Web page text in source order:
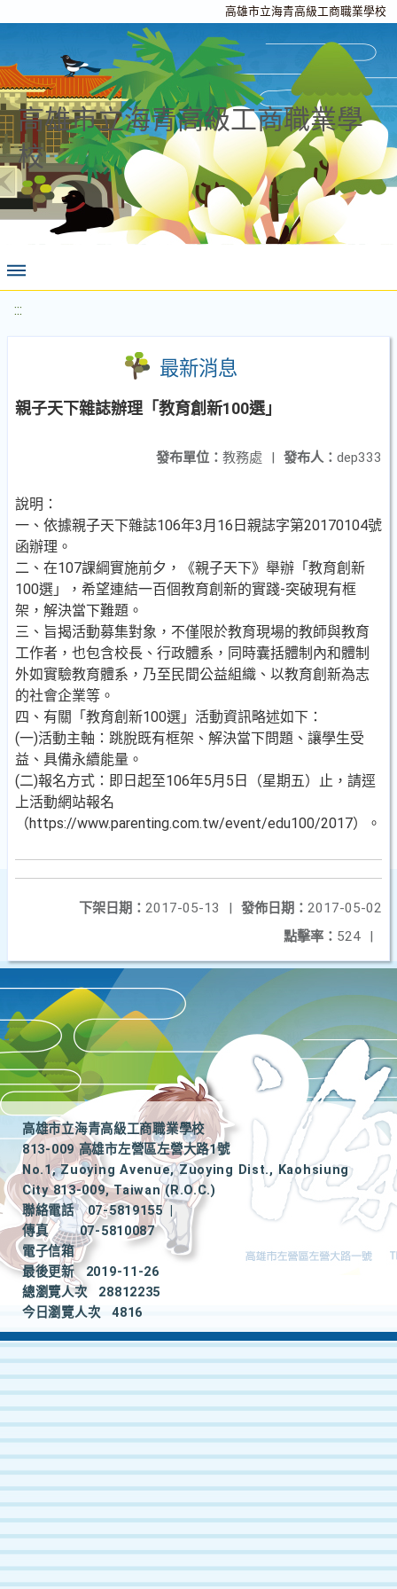
高雄市立海青高級工商職業學校
高雄市立海青高級工商職業學
校
:::
最新消息
親子天下雜誌辦理「教育創新100選」
發布人： dep333
發布單位： 教務處 |
說明：
一、依據親子天下雜誌106年3月16日親誌字第20170104號
函辦理。
二、在107課綱實施前夕，《親子天下》舉辦「教育創新
100選」，希望連結一百個教育創新的實踐-突破現有框
架，解決當下難題。
三、旨揭活動募集對象，不僅限於教育現場的教師與教育
工作者，也包含校長、行政體系，同時囊括體制內和體制
外如實驗教育體系，乃至民間公益組織、以教育創新為志
的社會企業等。
四、有關「教育創新100選」活動資訊略述如下：
(一)活動主軸：跳脫既有框架、解決當下問題、讓學生受
益、具備永續能量。
(二)報名方式：即日起至106年5月5日（星期五）止，請逕
上活動網站報名
（https://www.parenting.com.tw/event/edu100/2017）。
發佈日期： 2017-05-02
下架日期： 2017-05-13
|
點擊率： 524 |
高雄市立海青高級工商職業學校
813-009 高雄市左營區左營大路1號
No.1, Zuoying Avenue, Zuoying Dist., Kaohsiung
City 813-009, Taiwan (R.O.C.)
聯絡電話
07-5819155
|
傳真
07-5810087
電子信箱
最後更新
2019-11-26
總瀏覽人次
28812235
今日瀏覽人次
4816